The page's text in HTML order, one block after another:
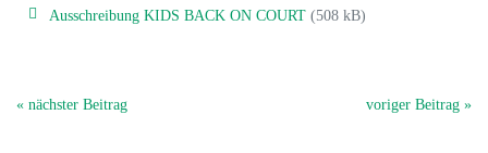
Ausschreibung KIDS BACK ON COURT (508 kB)
« nächster Beitrag voriger Beitrag »